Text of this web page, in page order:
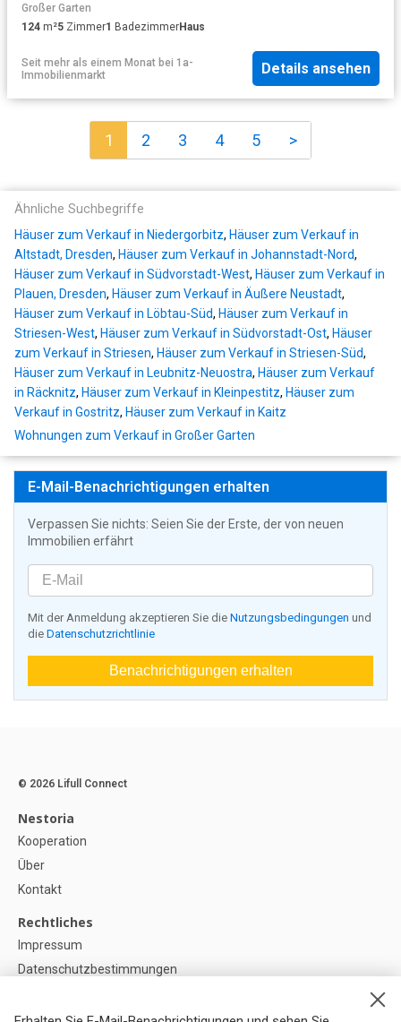
Großer Garten
124 m²5 Zimmer1 BadezimmerHaus
Seit mehr als einem Monat bei 1a-
Immobilienmarkt
Details ansehen
1 2 3 4 5 >
Ähnliche Suchbegriffe
Häuser zum Verkauf in Niedergorbitz, Häuser zum Verkauf in
Altstadt, Dresden, Häuser zum Verkauf in Johannstadt-Nord,
Häuser zum Verkauf in Südvorstadt-West, Häuser zum Verkauf in
Plauen, Dresden, Häuser zum Verkauf in Äußere Neustadt,
Häuser zum Verkauf in Löbtau-Süd, Häuser zum Verkauf in
Striesen-West, Häuser zum Verkauf in Südvorstadt-Ost, Häuser
zum Verkauf in Striesen, Häuser zum Verkauf in Striesen-Süd,
Häuser zum Verkauf in Leubnitz-Neuostra, Häuser zum Verkauf
in Räcknitz, Häuser zum Verkauf in Kleinpestitz, Häuser zum
Verkauf in Gostritz, Häuser zum Verkauf in Kaitz
Wohnungen zum Verkauf in Großer Garten
E-Mail-Benachrichtigungen erhalten
Verpassen Sie nichts: Seien Sie der Erste, der von neuen
Immobilien erfährt
Mit der Anmeldung akzeptieren Sie die Nutzungsbedingungen und
die Datenschutzrichtlinie
Benachrichtigungen erhalten
© 2026 Lifull Connect
Nestoria
Kooperation
Über
Kontakt
Rechtliches
Impressum
Datenschutzbestimmungen
Cookie-Einstellunge